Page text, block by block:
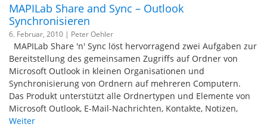
MAPILab Share and Sync – Outlook
Synchronisieren
6. Februar, 2010 | Peter Oehler
MAPILab Share 'n' Sync löst hervorragend zwei Aufgaben zur
Bereitstellung des gemeinsamen Zugriffs auf Ordner von
Microsoft Outlook in kleinen Organisationen und
Synchronisierung von Ordnern auf mehreren Computern.
Das Produkt unterstützt alle Ordnertypen und Elemente von
Microsoft Outlook, E-Mail-Nachrichten, Kontakte, Notizen,
Weiter